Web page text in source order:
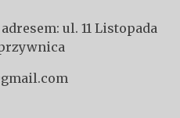
ul. 11 Listopada